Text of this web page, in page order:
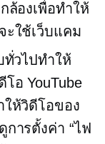
ล้องเพื่อทำให้
ใช้เว็บแคม
วไปทำให้
อ YouTube
ให้วิดีโอของ
ารตั้งค่า “ไฟ